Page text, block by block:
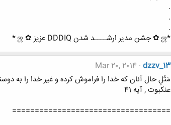
.
.
.
*ஜ ✿ جشن مدیر ارشــــد شدن DDDIQ عزیز ✿ ஜ *
dzzv_13
Mar 20, 2014
مَثَلِ حال آنان که خدا را فراموش کرده و غیر خدا را به
عنکبوت , آیه 41
===================================